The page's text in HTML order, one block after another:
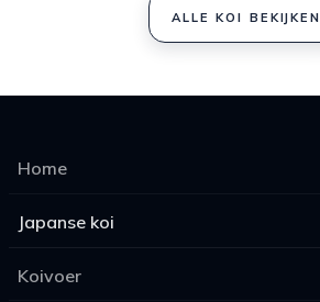
ALLE KOI BEKIJKEN
Home
Japanse koi
Koivoer